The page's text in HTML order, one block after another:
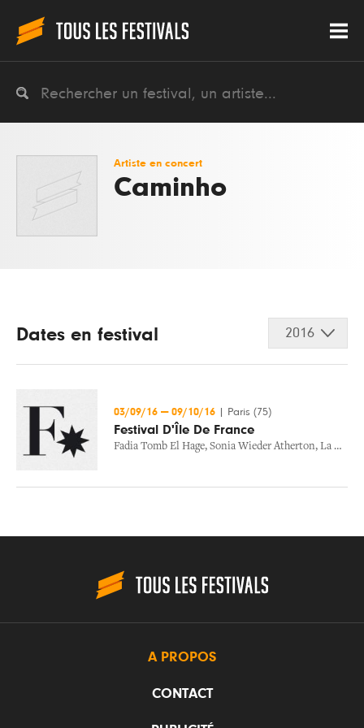
Artiste en concert
Caminho
Dates en festival 2016
03/09/16 — 09/10/16 Paris (75)
Festival D'Île De France
Fadia Tomb El Hage, Sonia Wieder Atherton, La Tempete
A PROPOS
CONTACT